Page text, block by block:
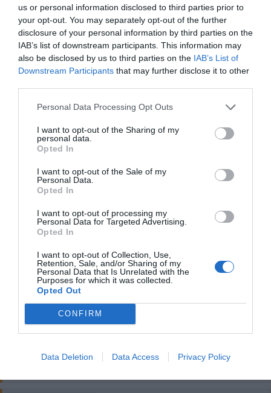
us or personal information disclosed to third parties prior to
your opt-out. You may separately opt-out of the further
disclosure of your personal information by third parties on the
IAB’s list of downstream participants. This information may
also be disclosed by us to third parties on the IAB’s List of
Downstream Participants that may further disclose it to other
Personal Data Processing Opt Outs
I want to opt-out of the Sharing of my
personal data.
Opted In
I want to opt-out of the Sale of my
Personal Data.
Opted In
I want to opt-out of processing my
Personal Data for Targeted Advertising.
Opted In
I want to opt-out of Collection, Use,
Retention, Sale, and/or Sharing of my
Personal Data that Is Unrelated with the
Purposes for which it was collected.
Opted Out
CONFIRM
Data Deletion Data Access Privacy Policy
Favoloso 8.6/10
TARIFFE
Hotel Siviglia
TARIFFE
610 m dal centro
Hotel Concordia
950 mdal centro
Eccellente 9.1/10
Favoloso 8.8 /10